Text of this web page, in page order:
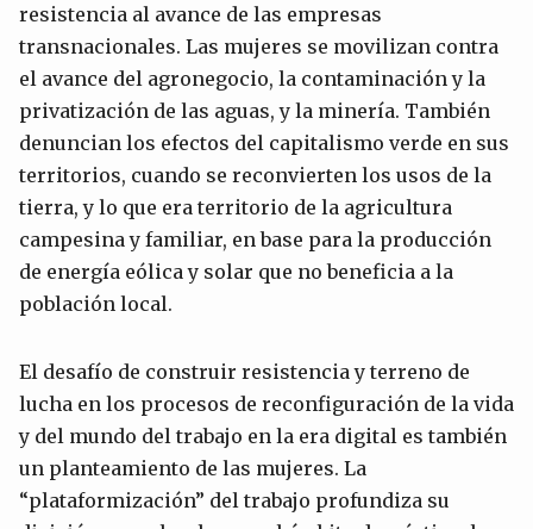
resistencia al avance de las empresas
transnacionales. Las mujeres se movilizan contra
el avance del agronegocio, la contaminación y la
privatización de las aguas, y la minería. También
denuncian los efectos del capitalismo verde en sus
territorios, cuando se reconvierten los usos de la
tierra, y lo que era territorio de la agricultura
campesina y familiar, en base para la producción
de energía eólica y solar que no beneficia a la
población local.
El desafío de construir resistencia y terreno de
lucha en los procesos de reconfiguración de la vida
y del mundo del trabajo en la era digital es también
un planteamiento de las mujeres. La
“plataformización” del trabajo profundiza su